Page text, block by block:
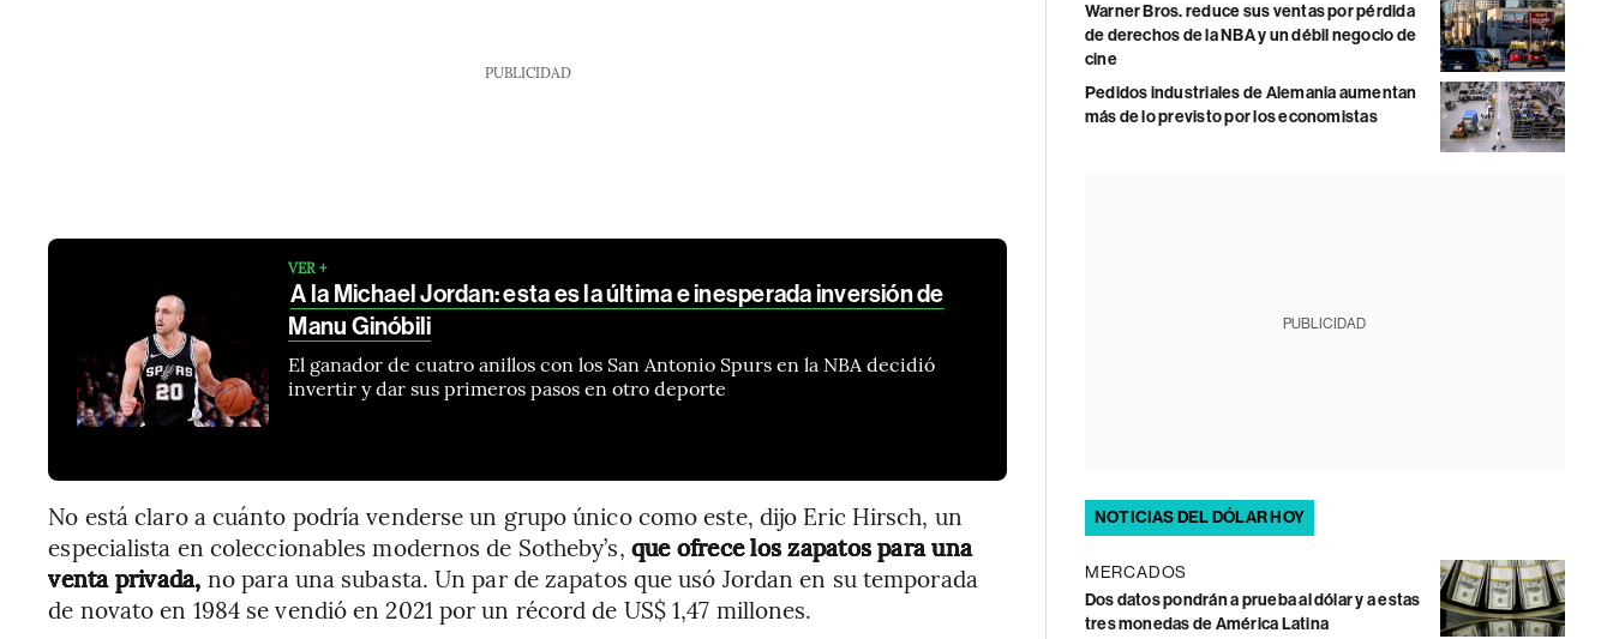
PUBLICIDAD
VER +
A la Michael Jordan: esta es la última e inesperada inversión de
Manu Ginóbili
El ganador de cuatro anillos con los San Antonio Spurs en la NBA decidió
invertir y dar sus primeros pasos en otro deporte
No está claro a cuánto podría venderse un grupo único como este, dijo Eric Hirsch, un
especialista en coleccionables modernos de Sotheby’s, que ofrece los zapatos para una
venta privada, no para una subasta. Un par de zapatos que usó Jordan en su temporada
de novato en 1984 se vendió en 2021 por un récord de US$ 1,47 millones.
Warner Bros. reduce sus ventas por pérdida
de derechos de la NBA y un débil negocio de
cine
Pedidos industriales de Alemania aumentan
más de lo previsto por los economistas
PUBLICIDAD
NOTICIAS DEL DÓLAR HOY
MERCADOS
Dos datos pondrán a prueba al dólar y a estas
tres monedas de América Latina